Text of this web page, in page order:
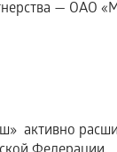
— ОАО
активно